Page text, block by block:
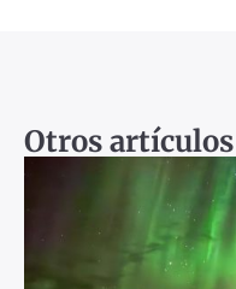
Otros artículos